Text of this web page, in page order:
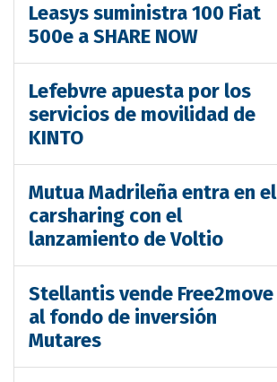
Leasys suministra 100 Fiat
500e a SHARE NOW
Lefebvre apuesta por los
servicios de movilidad de
KINTO
Mutua Madrileña entra en el
carsharing con el
lanzamiento de Voltio
Stellantis vende Free2move
al fondo de inversión
Mutares